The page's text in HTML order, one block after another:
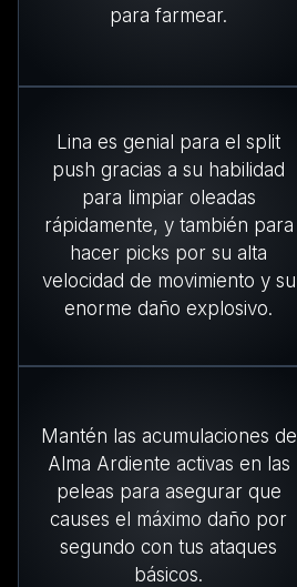
para farmear.
Lina es genial para el split
push gracias a su habilidad
para limpiar oleadas
rápidamente, y también para
hacer picks por su alta
velocidad de movimiento y su
enorme daño explosivo.
Mantén las acumulaciones de
Alma Ardiente activas en las
peleas para asegurar que
causes el máximo daño por
segundo con tus ataques
básicos.